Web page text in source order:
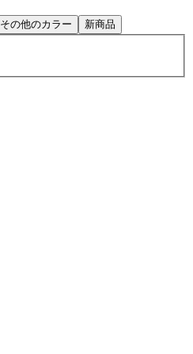
その他のカラー 新商品